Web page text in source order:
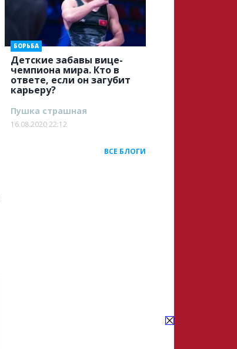
Детские забавы вице-
чемпиона мира. Кто в
ответе, если он загубит
карьеру?
БОРЬБА
Пушка страшная
16.08.2020 22:12
ВСЕ БЛОГИ